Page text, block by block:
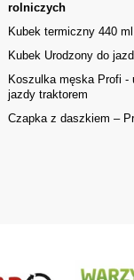
rolniczych
Kubek termiczny 440
Kubek Urodzony do
Koszulka męska Profi -
jazdy traktorem
Czapka z daszkiem –